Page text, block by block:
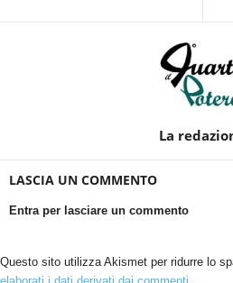
La
LASCIA UN COMMENTO
Entra per lasciare un commento
Questo sito utilizza Akismet per ridurre lo